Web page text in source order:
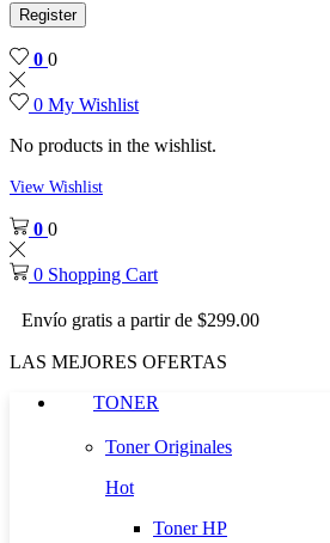
Register
0 0
0 My Wishlist
No products in the wishlist.
View Wishlist
0 0
0 Shopping Cart
Envío gratis a partir de $299.00
LAS MEJORES OFERTAS
TONER
Toner Originales
Hot
Toner HP